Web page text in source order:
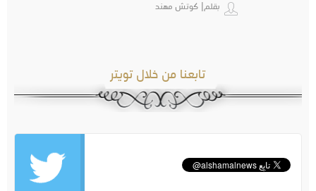
بقلم| كوتش مهند
تابعنا من خلال تويتر